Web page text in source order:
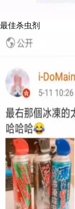
最佳杀虫剂